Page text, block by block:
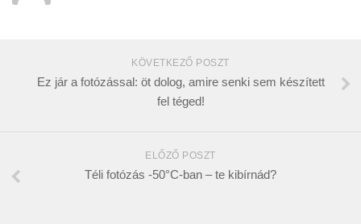
KÖVETKEZŐ POSZT
Ez jár a fotózással: öt dolog, amire senki sem készített
fel téged!
ELŐZŐ POSZT
Téli fotózás -50°C-ban – te kibírnád?